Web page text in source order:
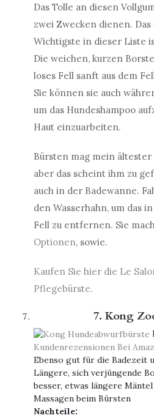
Das Tolle an diesen
zwei Zwecken dienen.
Wichtigste in dieser Liste
Die weichen, kurzen
loses Fell sanft aus dem
Sie können sie auch
um das Hundeshampoo
Haut einzuarbeiten.
Bürsten mag mein
aber das scheint ihm zu
auch in der Badewanne.
den Wasserhahn, um das
Fell zu entfernen. Sie
Optionen, sowie.
Kaufen Sie hier die Le
Pflegebürste.
7. Kong
Kundenrezensionen Bei
Ebenso gut für die Badezeit
Längere, sich verjüngende
besser, etwas längere Mäntel
Massagen beim Bürsten
Nachteile: